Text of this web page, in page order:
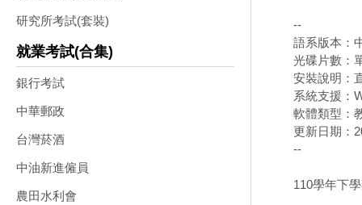
研究所考試(套裝)
就業考試(合集)
銀行考試
中華郵政
台灣菸酒
中油新進僱員
農田水利會
--
語系版本：
光碟片數：
安裝說明：
系統支援：
軟體類型：
更新日期：
--
110學年下